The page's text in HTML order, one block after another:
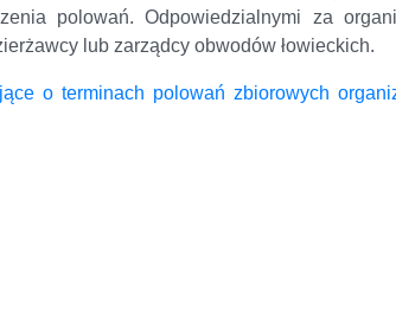
polowań. Odpowiedzialnymi za
lub zarządcy obwodów łowieckich.
o terminach polowań zbiorowych